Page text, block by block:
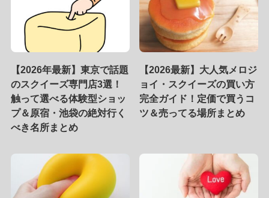
【2026年最新】東京で話題
のスクイーズ専門店3選！
触って選べる体験型ショッ
プ＆原宿・池袋の絶対行く
べき名所まとめ
【2026最新】大人気メロジ
ョイ・スクイーズの買い方
完全ガイド！定価で買うコ
ツ＆売ってる場所まとめ